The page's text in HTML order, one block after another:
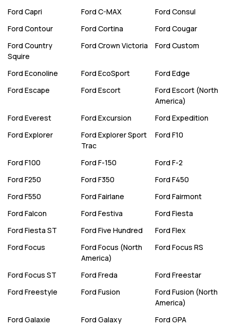
Ford Capri Ford C-MAX Ford Consul
Ford Contour Ford Cortina Ford Cougar
Ford Country
Squire
Ford Crown Victoria Ford Custom
Ford Econoline Ford EcoSport Ford Edge
Ford Escape Ford Escort Ford Escort (North
America)
Ford Everest Ford Excursion Ford Expedition
Ford Explorer Ford Explorer Sport
Trac
Ford F10
Ford F100 Ford F-150 Ford F-2
Ford F250 Ford F350 Ford F450
Ford F550 Ford Fairlane Ford Fairmont
Ford Falcon Ford Festiva Ford Fiesta
Ford Fiesta ST Ford Five Hundred Ford Flex
Ford Focus Ford Focus (North
America)
Ford Focus RS
Ford Focus ST Ford Freda Ford Freestar
Ford Freestyle Ford Fusion Ford Fusion (North
America)
Ford Galaxie Ford Galaxy Ford GPA